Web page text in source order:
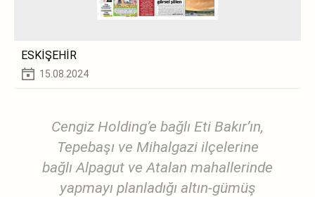
ESKİŞEHİR
15.08.2024
Cengiz Holding’e bağlı Eti Bakır’ın,
Tepebaşı ve Mihalgazi ilçelerine
bağlı Alpagut ve Atalan mahallerinde
yapmayı planladığı altın-gümüş